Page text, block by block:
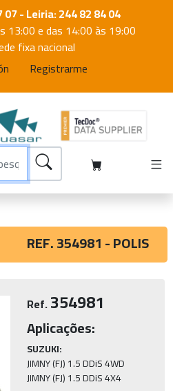
07 - Leiria: 244 82 84 04
13:00 e das 14:00 às 19:00
fixa nacional
Registrarme
REF. 354981 - POLIS
Ref.354981
Aplicações:
SUZUKI:
JIMNY (FJ) 1.5 DDiS 4WD
JIMNY (FJ) 1.5 DDiS 4X4